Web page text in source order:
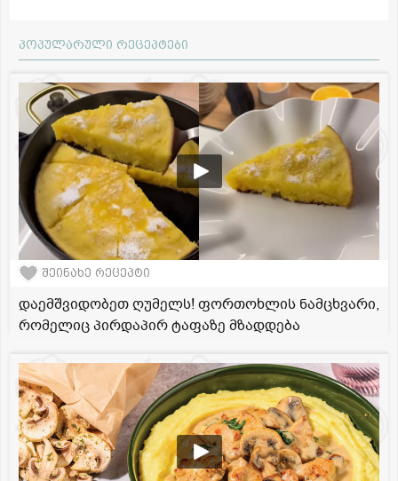
პოპულარული რეცეპტები
შეინახე რეცეპტი
დაემშვიდობეთ ღუმელს! ფორთოხლის ნამცხვარი,
რომელიც პირდაპირ ტაფაზე მზადდება